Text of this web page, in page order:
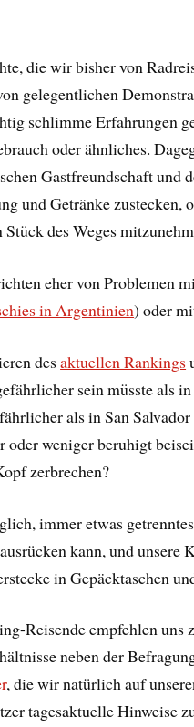
die wir bisher von
gelegentlichen
schlimme Erfahrungen
oder ähnliches.
Gastfreundschaft und
und Getränke
Stück des Weges
eher von Problemen
in Argentinien) oder
desaktuellen Rankings
sein müsste als
als in San
oder weniger beruhigt
zerbrechen?
immer etwas
kann, und unsere
in Gepäcktaschen
Reisende empfehlen uns
neben der
, die wir natürlich auf
tagesaktuelle Hinweise